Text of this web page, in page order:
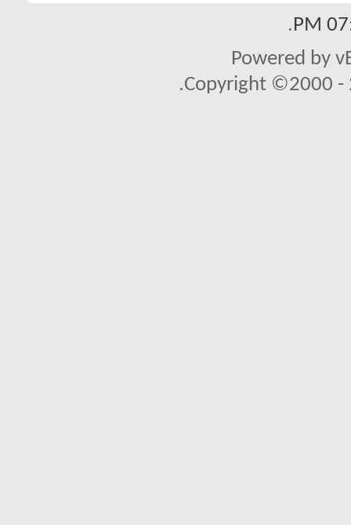
.
Powered by
Copyright ©2000 -